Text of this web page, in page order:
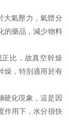
大氣壓力，氣體分
的藥品，減少物料
正比，故真空幹燥
燥，特別適用於有
硬化現象，這是因
作用下，水分很快